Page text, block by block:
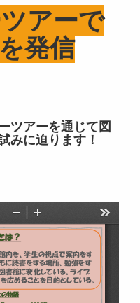
アーで
発信
ツアーを通じて図
みに迫ります！